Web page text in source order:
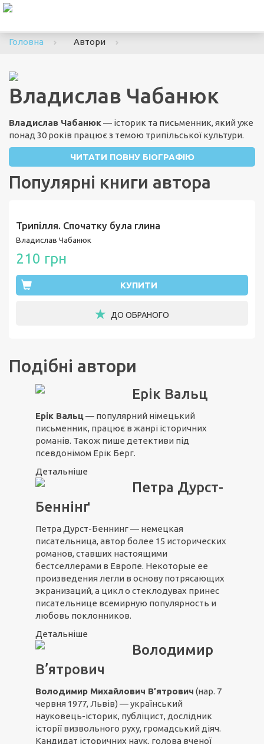
Головна
Автори
Владислав Чабанюк
Владислав Чабанюк— історик та письменник, який уже
понад 30 років працює з темою трипільської культури.
ЧИТАТИ ПОВНУ БІОГРАФІЮ
Популярні книги автора
Трипілля. Спочатку була глина
Владислав Чабанюк
210 грн
КУПИТИ
ДО ОБРАНОГО
Подібні автори
Ерік Вальц
Ерік Вальц— популярний німецький
письменник, працює в жанрі історичних
романів. Також пише детективи під
псевдонімом Ерік Берг.
Детальніше
Петра Дурст-
Беннінґ
Петра Дурст-Беннинг — немецкая
писательница, автор более 15 исторических
романов, ставших настоящими
бестселлерами в Европе. Некоторые ее
произведения легли в основу потрясающих
экранизаций, а цикл о стеклодувах принес
писательнице всемирную популярность и
любовь поклонников.
Детальніше
Володимир
В’ятрович
Володимир Михайлович В’ятрович (нар. 7
червня 1977, Львів) — український
науковець-історик, публіцист, дослідник
історії визвольного руху, громадський діяч.
Кандидат історичних наук, голова вченої